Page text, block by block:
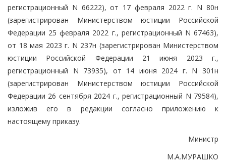
регистрационный N 66222), от 17 февраля 2022 г. N 80н
(зарегистрирован Министерством юстиции Российской
Федерации 25 февраля 2022 г., регистрационный N 67463),
от 18 мая 2023 г. N 237н (зарегистрирован Министерством
юстиции Российской Федерации 21 июня 2023 г.,
регистрационный N 73935), от 14 июня 2024 г. N 301н
(зарегистрирован Министерством юстиции Российской
Федерации 26 сентября 2024 г., регистрационный N 79584),
изложив его в редакции согласно приложению к
настоящему приказу.
Министр
М.А.МУРАШКО